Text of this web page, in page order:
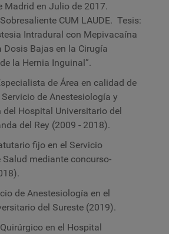
Madrid en Julio de 2017.
CUM LAUDE. Tesis:
Intradural con Mepivacaína
Dosis Bajas en la Cirugía
la Hernia Inguinal”.
de Área en calidad de
de Anestesiología y
del Hospital Universitario del
del Rey (2009 - 2018).
fijo en el Servicio
Salud mediante concurso-
de Anestesiología en el
del Sureste (2019).
en el Hospital